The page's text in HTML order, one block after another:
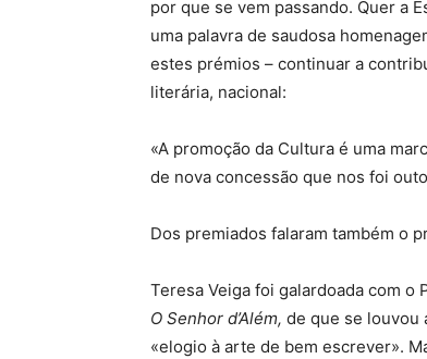
por que se vem passando. Quer a
uma palavra de saudosa
estes prémios – continuar a
literária, nacional:
«A promoção da Cultura é uma
de nova concessão que nos foi
Dos premiados falaram também o
Teresa Veiga foi galardoada com o
O Senhor d’Além, de que se louvou
«elogio à arte de bem escrever».